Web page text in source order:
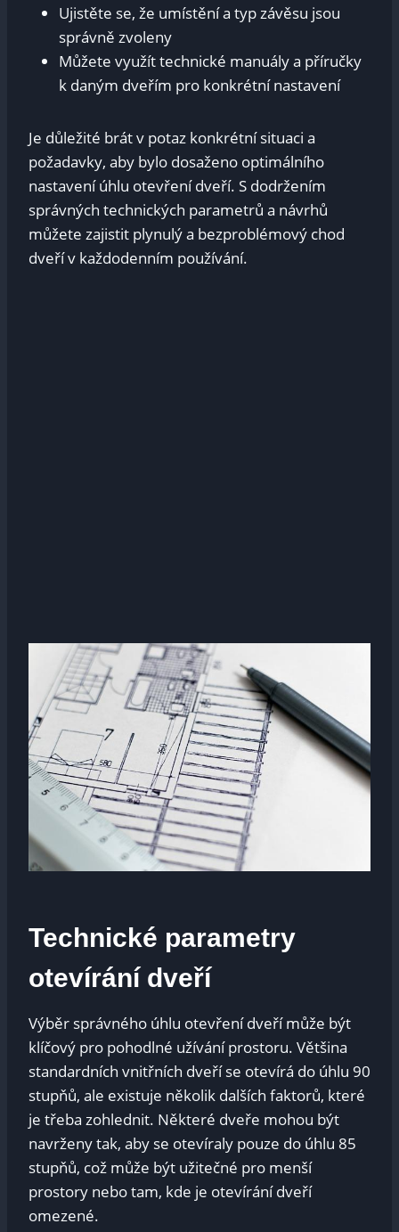
Ujistěte se, že umístění a typ závěsu jsou
správně‌ zvoleny
Můžete využít technické ​manuály ⁣a příručky
k daným dveřím pro ​konkrétní nastavení
Je ‌důležité brát⁢ v potaz konkrétní situaci ‌a ​
požadavky, aby bylo dosaženo optimálního
nastavení úhlu otevření dveří. S dodržením
správných ⁢technických parametrů a návrhů
můžete zajistit plynulý ⁣a bezproblémový ⁤chod
dveří v každodenním používání.
Technické parametry⁤
otevírání ​dveří
Výběr správného úhlu otevření dveří může být⁣
klíčový pro pohodlné užívání prostoru. Většina
‌standardních vnitřních dveří se otevírá do úhlu 90⁣
stupňů,‌ ale existuje několik dalších faktorů, které
je třeba zohlednit. Některé⁢ dveře mohou být
navrženy tak, aby ‌se otevíraly pouze⁤ do úhlu 85
stupňů, což může‌ být užitečné pro menší
prostory nebo ⁢tam, kde je otevírání dveří
omezené.